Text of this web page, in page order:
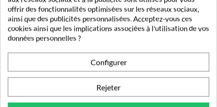
Mon Petit La Rosée Baume SOS Réparateur 20g
12,90 €
offrir des fonctionnalités optimisées sur les réseaux sociaux,
ainsi que des publicités personnalisées. Acceptez-vous ces
cookies ainsi que les implications associées à l'utilisation de vos
données personnelles ?
Configurer
Rejeter